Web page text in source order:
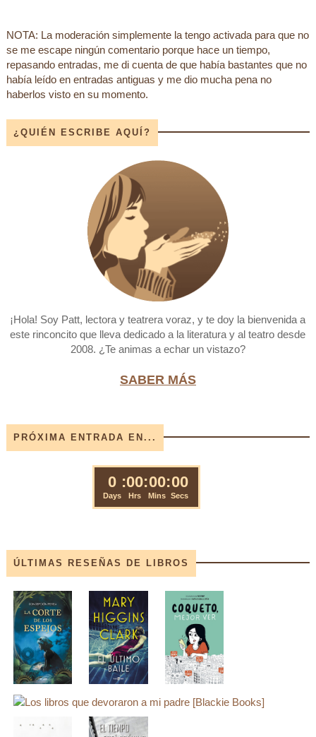
NOTA: La moderación simplemente la tengo activada para que no
se me escape ningún comentario porque hace un tiempo,
repasando entradas, me di cuenta de que había bastantes que no
había leído en entradas antiguas y me dio mucha pena no
haberlos visto en su momento.
¿QUIÉN ESCRIBE AQUÍ?
¡Hola! Soy Patt, lectora y teatrera voraz, y te doy la bienvenida a
este rinconcito que lleva dedicado a la literatura y al teatro desde
2008. ¿Te animas a echar un vistazo?
SABER MÁS
PRÓXIMA ENTRADA EN...
ÚLTIMAS RESEÑAS DE LIBROS